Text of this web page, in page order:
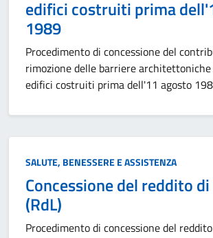
edifici costruiti prima
1989
Procedimento di concessione del
rimozione delle barriere
edifici costruiti prima dell'11 agosto
Categoria:
SALUTE, BENESSERE E ASSISTENZA
Concessione del reddito
(RdL)
Procedimento di concessione del